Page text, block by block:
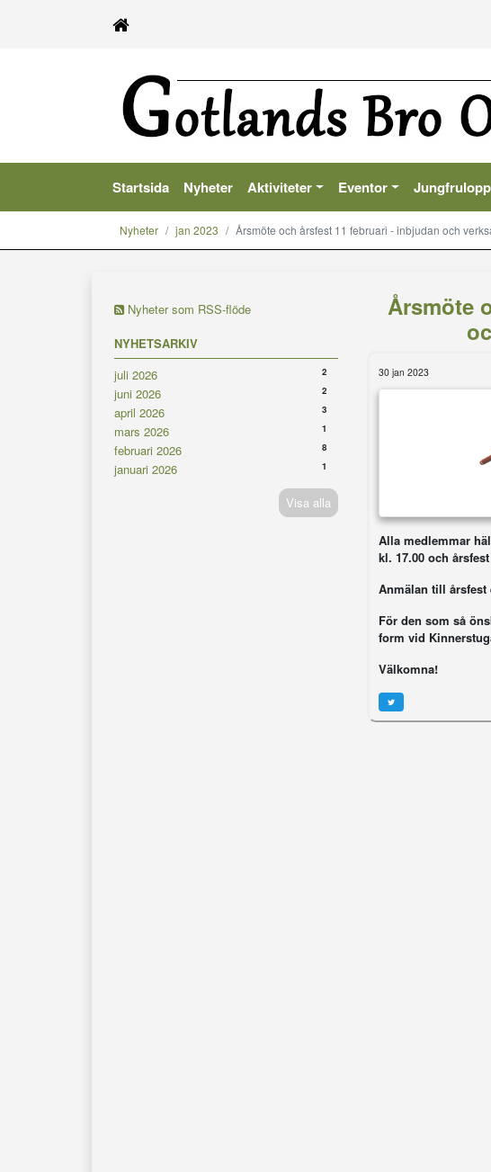
Startsida Nyheter Aktiviteter Eventor
Nyheter jan 2023 Årsmöte och årsfest 11 februari - inbjudan och
Nyheter som RSS-flöde
NYHETSARKIV
juli 2026
2
juni 2026 2
april 2026 3
mars 2026 1
februari 2026 8
januari 2026 1
Visa alla
Årsmöte
30 jan 2023
Alla medlemmar
kl. 17.00 och
Anmälan till årsfest
För den som så
form vid
Välkomna!